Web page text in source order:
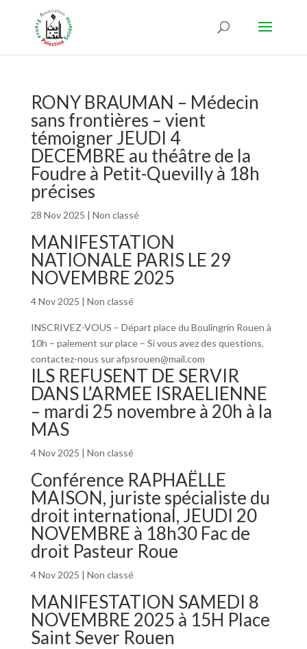
RONY BRAUMAN – Médecin
sans frontières – vient
témoigner JEUDI 4
DECEMBRE au théâtre de la
Foudre à Petit-Quevilly à 18h
précises
28 Nov 2025 | Non classé
MANIFESTATION
NATIONALE PARIS LE 29
NOVEMBRE 2025
4 Nov 2025 | Non classé
INSCRIVEZ-VOUS – Départ place du Boulingrin Rouen à
10h – paiement sur place – Si vous avez des questions,
contactez-nous sur afpsrouen@mail.com
ILS REFUSENT DE SERVIR
DANS L’ARMEE ISRAELIENNE
– mardi 25 novembre à 20h à la
MAS
4 Nov 2025 | Non classé
Conférence RAPHAËLLE
MAISON, juriste spécialiste du
droit international, JEUDI 20
NOVEMBRE à 18h30 Fac de
droit Pasteur Roue
4 Nov 2025 | Non classé
MANIFESTATION SAMEDI 8
NOVEMBRE 2025 à 15H Place
Saint Sever Rouen